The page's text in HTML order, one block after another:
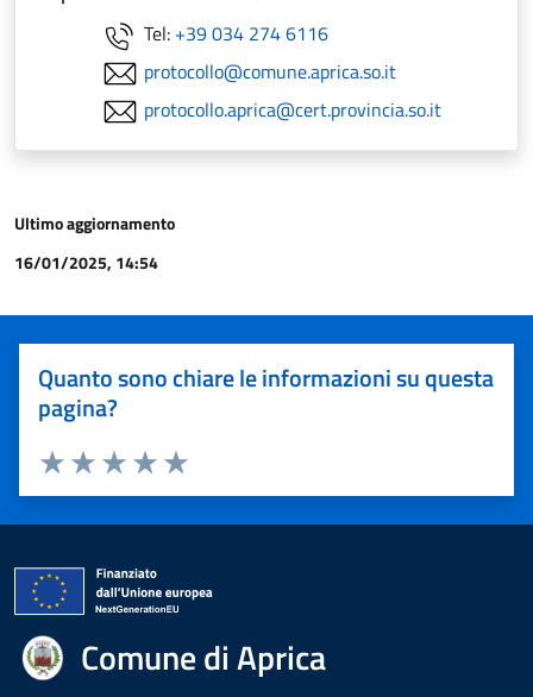
Tel: +39 034 274 6116
protocollo@comune.aprica.so.it
protocollo.aprica@cert.provincia.so.it
Ultimo aggiornamento
16/01/2025, 14:54
Quanto sono chiare le informazioni su questa
pagina?
Valuta 5 stelle su 5
Valuta 4 stelle su 5
Valuta 3 stelle su 5
Valuta 2 stelle su 5
Valuta 1 stelle su 5
Comune di Aprica